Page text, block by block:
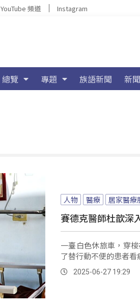
YouTube 頻道 Instagram
總覽 專題 族語新聞 新
人物 醫療 居家醫療
賽德克醫師杜歆深
一臺白色休旅車，穿
了替行動不便的患者看
2025-06-27 19:29